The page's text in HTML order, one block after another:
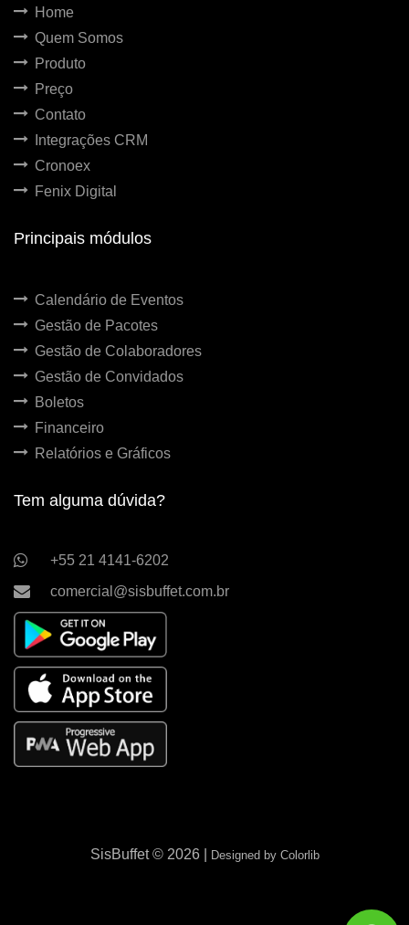
Home
Quem Somos
Produto
Preço
Contato
Integrações CRM
Cronoex
Fenix Digital
Principais módulos
Calendário de Eventos
Gestão de Pacotes
Gestão de Colaboradores
Gestão de Convidados
Boletos
Financeiro
Relatórios e Gráficos
Tem alguma dúvida?
+55 21 4141-6202
comercial@sisbuffet.com.br
SisBuffet © 2026 | Designed by Colorlib